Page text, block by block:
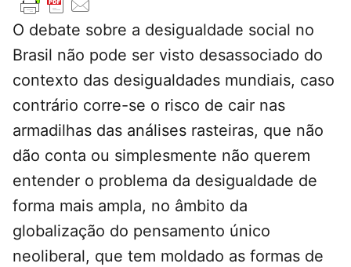
O debate sobre a desigualdade social no
Brasil não pode ser visto desassociado do
contexto das desigualdades mundiais, caso
contrário corre-se o risco de cair nas
armadilhas das análises rasteiras, que não
dão conta ou simplesmente não querem
entender o problema da desigualdade de
forma mais ampla, no âmbito da
globalização do pensamento único
neoliberal, que tem moldado as formas de